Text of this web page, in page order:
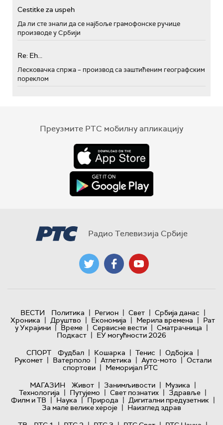
Cestitke za uspeh
Да ли сте знали да се најбоље грамофонске ручице
производе у Србији
Re: Eh...
Лесковачка спржа – производ са заштићеним географским
пореклом
Преузмите РТС мобилну апликацију
Радио Телевизија Србије
ВЕСТИ Политика | Регион | Свет | Србија данас |
Хроника | Друштво | Економија | Мерила времена | Рат
у Украјини | Време | Сервисне вести | Сматрачница |
Подкаст | ЕУ могућности 2026
СПОРТ
Фудбал | Кошарка | Тенис | Одбојка |
Рукомет | Ватерполо | Атлетика | Ауто-мото | Остали
спортови | Меморијал РТС
МАГАЗИН
Живот | Занимљивости | Музика |
Технологијa | Путујемо | Свет познатих | Здравље |
Филм и ТВ | Наука | Природа | Дигитални предузетник |
За мале велике хероје | Наизглед здрав